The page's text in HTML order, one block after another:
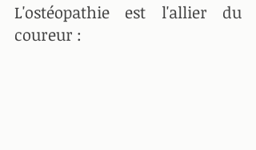
L'ostéopathie est l'allier du
coureur :